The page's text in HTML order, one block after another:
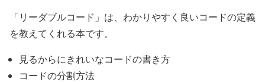
「リーダブルコード」は、わかりやすく良いコードの定義
を教えてくれる本です。
見るからにきれいなコードの書き方
コードの分割方法